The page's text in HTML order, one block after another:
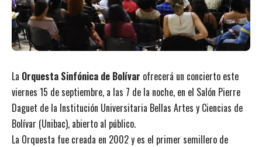
La Orquesta Sinfónica de Bolívar ofrecerá un concierto este
viernes 15 de septiembre, a las 7 de la noche, en el Salón Pierre
Daguet de la Institución Universitaria Bellas Artes y Ciencias de
Bolívar (Unibac), abierto al público.
La Orquesta fue creada en 2002 y es el primer semillero de